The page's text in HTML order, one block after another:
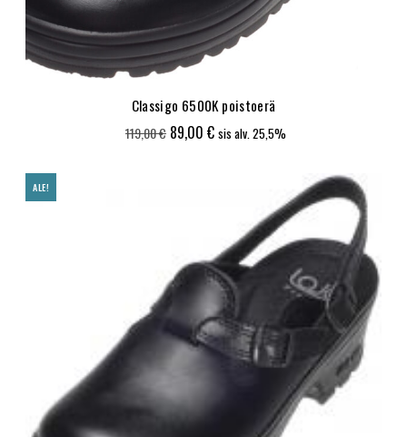
Classigo 6500K poistoerä
119,00€ Alkuperäinen
89,00 €Nykyinen
sis alv. 25,5%
ALE!